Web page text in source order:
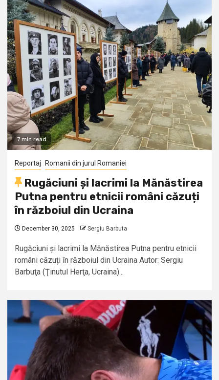
7 min read
Reportaj Romanii din jurul Romaniei
Rugăciuni și lacrimi la Mănăstirea
Putna pentru etnicii români căzuți
în războiul din Ucraina
December 30, 2025 Sergiu Barbuta
Rugăciuni și lacrimi la Mănăstirea Putna pentru etnicii
români căzuți în războiul din Ucraina Autor: Sergiu
Barbuţa (Ţinutul Herţa, Ucraina)...